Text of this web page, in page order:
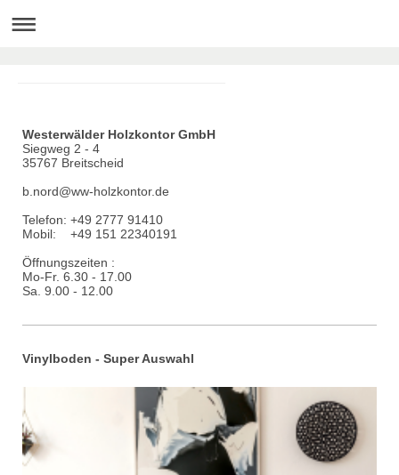
Westerwälder Holzkontor GmbH
Siegweg 2 - 4
35767 Breitscheid
b.nord@ww-holzkontor.de
Telefon: +49 2777 91410
Mobil: +49 151 22340191
Öffnungszeiten :
Mo-Fr. 6.30 - 17.00
Sa. 9.00 - 12.00
Vinylboden - Super Auswahl